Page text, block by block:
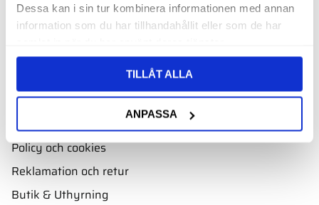
Dessa kan i sin tur kombinera informationen med annan
information som du har tillhandahållit eller som de har
TILLÅT ALLA
ANPASSA
Kundservice
Kontakt & FAQ
Hur handlar jag?
Mina sidor
Policy och cookies
Reklamation och retur
Butik & Uthyrning